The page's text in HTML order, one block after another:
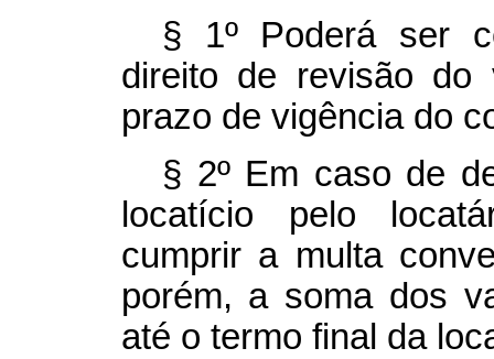
§ 1º Poderá ser
direito de revisão do
prazo de vigência do
§ 2º Em caso de
locatício pelo
cumprir a multa
porém, a soma dos
até o termo final da